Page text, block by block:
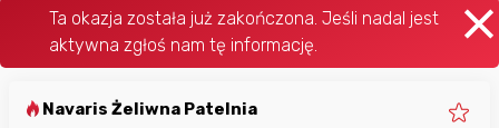
Navaris Żeliwna Patelnia